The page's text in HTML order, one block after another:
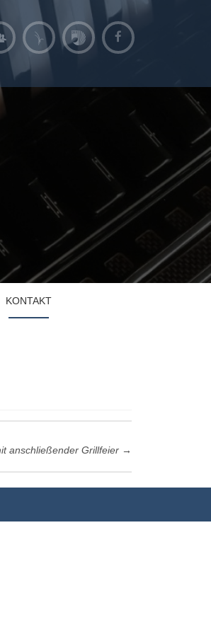
KONTAKT
anschließender Grillfeier →